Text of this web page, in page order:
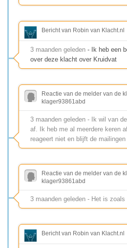
Bericht van Robin van Klacht.nl
3 maanden geleden - Ik heb een
over deze klacht over Kruidvat
Reactie van de melder van de
klager93861abd
3 maanden geleden - Ik wil van
af. Ik heb me al meerdere keren
reageert niet en blijft de mailingen
Reactie van de melder van de
klager93861abd
3 maanden geleden - Het is zoals
Bericht van Robin van Klacht.nl